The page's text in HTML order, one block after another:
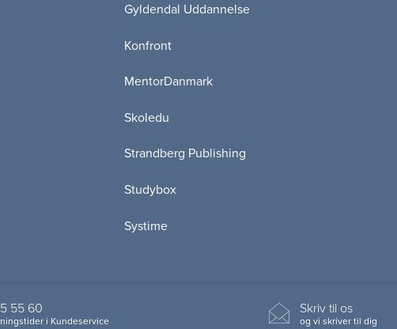
Gyldendal Uddannelse
Konfront
MentorDanmark
Skoledu
Strandberg Publishing
Studybox
Systime
55 60
i Kundeservice
Skriv til os
og vi skriver til dig